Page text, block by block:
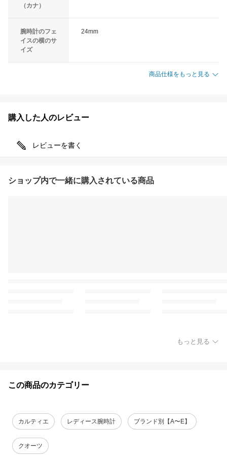
（カナ）
腕時計のフェ
イスの横のサ
イズ
24mm
商品仕様をもっと見る
購入した人のレビュー
レビューを書く
ショップ内で一緒に購入されている商品
もっと見る
この商品のカテゴリー
カルティエ レディース腕時計 ブランド別【A〜E】
クオーツ